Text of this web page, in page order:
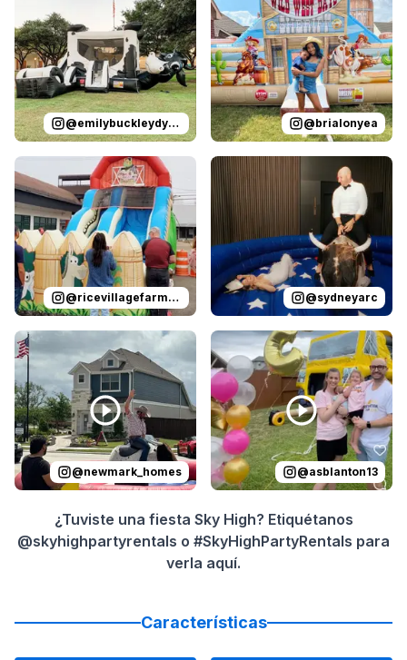
@emilybuckleydykes @brialonyea
Reviewed onInstagram by ricevillagefarmersmarket
@ricevillagefarmersmarket
Reviewed on Instagram by
@sydneyarc
Reviewed on Instagramby newmark_homes:Yeehaw!
@newmark_homes
Reviewed onInstagramby
@asblanton13
¿Tuviste una fiesta Sky High? Etiquétanos
@skyhighpartyrentals o #SkyHighPartyRentals para
verla aquí.
Características